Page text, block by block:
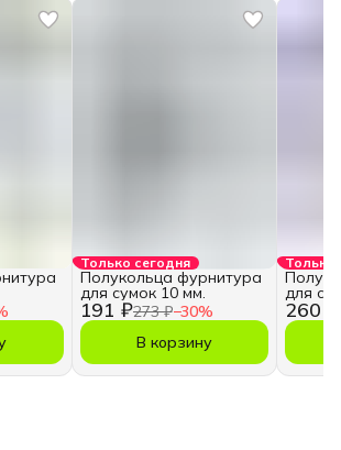
Только сегодня
191 ₽273 ₽−30%
Полукольца фурнитура
для сумок 10 мм.
В корзину
Только
260 ₽
для